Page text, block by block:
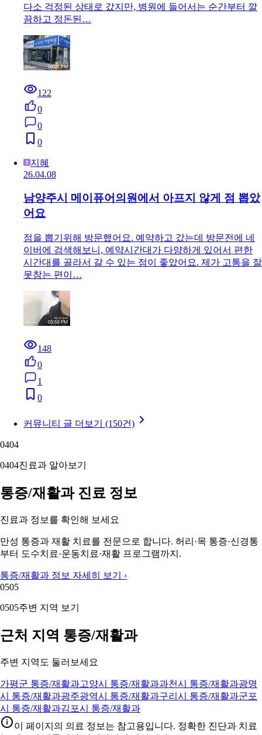
다소 걱정된 상태로 갔지만, 병원에 들어서는 순간부터 깔
끔하고 정돈된…
122
0
0
0
지혜
26.04.08
남양주시 메이퓨어의원에서 아프지 않게 점 뽑았
어요
점을 뽑기위해 방문했어요. 예약하고 갔는데 방문전에 네
이버에 검색해보니, 예약시간대가 다양하게 있어서 편한
시간대를 골라서 갈 수 있는 점이 좋았어요. 제가 고통을 잘
못참는 편이…
148
0
1
0
커뮤니티 글 더보기 (150건)
0404
0404진료과 알아보기
통증/재활과 진료 정보
진료과 정보를 확인해 보세요
만성 통증과 재활 치료를 전문으로 합니다. 허리·목 통증·신경통
부터 도수치료·운동치료·재활 프로그램까지.
통증/재활과 정보 자세히 보기 ›
0505
0505주변 지역 보기
근처 지역 통증/재활과
주변 지역도 둘러보세요
가평군 통증/재활과고양시 통증/재활과과천시 통증/재활과광명
시 통증/재활과광주광역시 통증/재활과구리시 통증/재활과군포
시 통증/재활과김포시 통증/재활과
이 페이지의 의료 정보는 참고용입니다. 정확한 진단과 치료